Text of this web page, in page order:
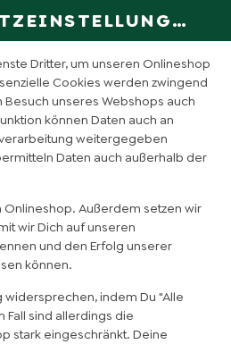
DATENSCHUTZEINSTELLUNGEN
Dritter, um unseren Onlineshop
Cookies werden zwingend
unseres Webshops auch
können Daten auch an
weitergegeben
Daten auch außerhalb der
Onlineshop. Außerdem setzen wir
wir Dich auf unseren
und den Erfolg unserer
können.
widersprechen, indem Du "Alle
Fall sind allerdings die
stark eingeschränkt. Deine
DE
SALAT